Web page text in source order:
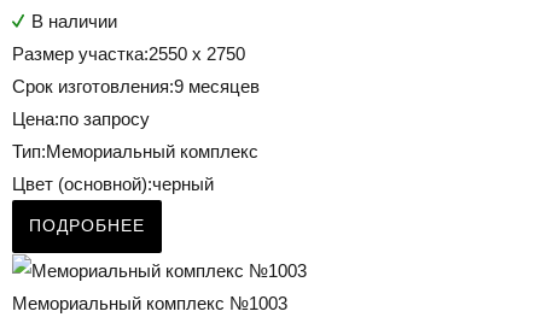
В наличии
Размер участка:2550 х 2750
Срок изготовления:9 месяцев
Цена:по запросу
Тип:Мемориальный комплекс
Цвет (основной):черный
ПОДРОБНЕЕ
Мемориальный комплекс №1003